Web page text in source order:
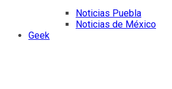
Noticias Puebla
Noticias de México
Geek